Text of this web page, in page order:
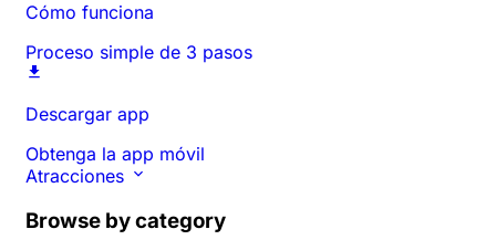
Cómo funciona
Proceso simple de 3 pasos
Descargar app
Obtenga la app móvil
Atracciones
Browse by category